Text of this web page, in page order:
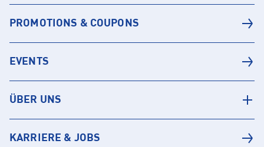
PROMOTIONS & COUPONS
EVENTS
ÜBER UNS
KARRIERE & JOBS